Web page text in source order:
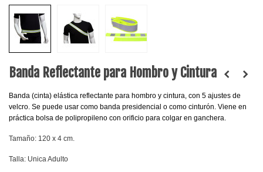
Banda Reflectante para Hombro y Cintura
Banda (cinta) elástica reflectante para hombro y cintura, con 5 ajustes de
velcro. Se puede usar como banda presidencial o como cinturón. Viene en
práctica bolsa de polipropileno con orificio para colgar en ganchera.
Tamaño: 120 x 4 cm.
Talla: Unica Adulto